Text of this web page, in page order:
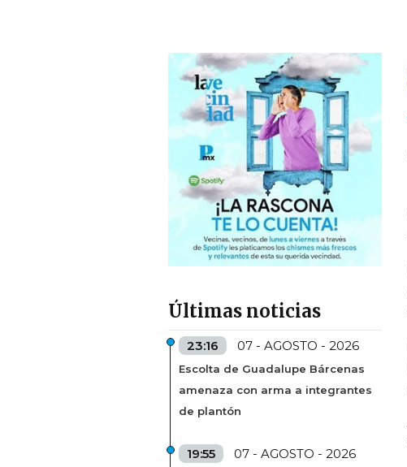
Últimas noticias
23:16 07 - AGOSTO - 2026
Escolta de Guadalupe Bárcenas
amenaza con arma a integrantes
de plantón
19:55 07 - AGOSTO - 2026